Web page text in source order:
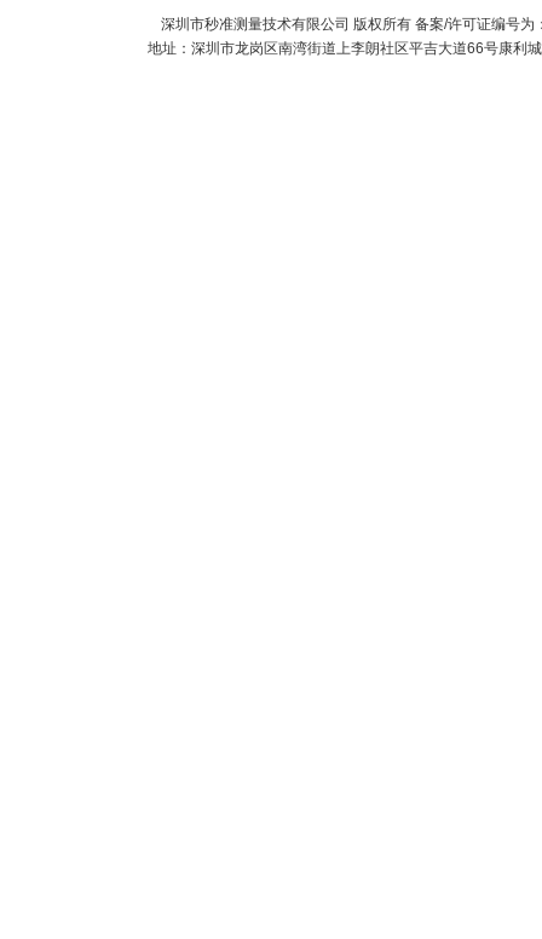
深圳市秒准测量技术有限公司 版权所有 备案/许可证编号为
地址：深圳市龙岗区南湾街道上李朗社区平吉大道66号康利